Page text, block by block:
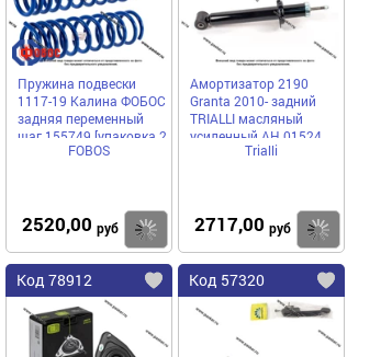
Пружина подвески
1117-19 Калина ФОБОС
задняя переменный
шаг 155749 [упаковка 2
FOBOS
2520,00 руб Купить
Амортизатор 2190
Granta 2010- задний
TRIALLI масляный
усиленный AH 01524
Trialli
2717,00 руб
Код 78912 Код 57320